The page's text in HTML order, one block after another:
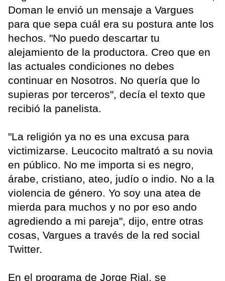
Doman le envió un mensaje a Vargues
para que sepa cuál era su postura ante los
hechos. "No puedo descartar tu
alejamiento de la productora. Creo que en
las actuales condiciones no debes
continuar en Nosotros. No quería que lo
supieras por terceros", decía el texto que
recibió la panelista.
"La religión ya no es una excusa para
victimizarse. Leucocito maltrató a su novia
en público. No me importa si es negro,
árabe, cristiano, ateo, judío o indio. No a la
violencia de género. Yo soy una atea de
mierda para muchos y no por eso ando
agrediendo a mi pareja", dijo, entre otras
cosas, Vargues a través de la red social
Twitter.
En el programa de Jorge Rial, se